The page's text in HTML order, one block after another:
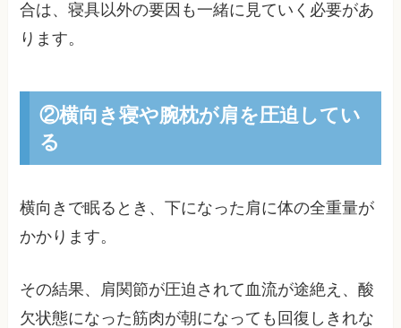
合は、寝具以外の要因も一緒に見ていく必要があ
ります。
②横向き寝や腕枕が肩を圧迫してい
る
横向きで眠るとき、下になった肩に体の全重量が
かかります。
その結果、肩関節が圧迫されて血流が途絶え、酸
欠状態になった筋肉が朝になっても回復しきれな